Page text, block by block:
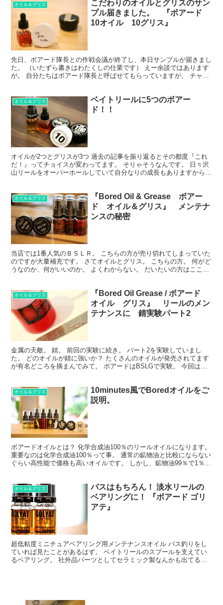
オイル＆グリス
こだわりのオイルとグリスのサン
プル届きました。 『ボアード
10オイル 10グリス』
先日、ボアード隊長との作戦会議が終了し、本日サンプルが届きまし
た。 （いたずら書きはわたくしの仕業です） えー余談ではあります
が。 自分たちはボアード隊長と呼ばせてもらっていますが。 チャリ
オイル＆グリス
ベイトリールに5つのボアー
ド！！
オイルが2つとグリスが3つ 過去の記事を振り返るとその都度『これ
だ！』ってチョイスが変わってます。 そりゃそうなんです。 日々沢
山リールをオーバーホールしていて自分なりの成長もありますから。
オイル＆グリス
『Bored Oil & Grease ボアー
ド オイル＆グリス』 メンテナ
ンスの秘密
当店では1番人気のＢＳＬＲ。 こちらの方が売り切れてしまっていた
のですが大量補充です。 さてオイルとグリス。 こちらの方。 何がど
うなのか、何がいいのか。 よくわからない。 だいたいの方はここか
オイル＆グリス
『Bored Oil Grease / ボアード
オイル グリス』 リールのメン
テナンスに 錆実験パート2
金属の天敵。 錆。 前回の実験に続き。 パート2を実験していまし
た。 どのオイルが錆に強いか？ たくさんのオイルが発売されてます
が有名どころを摘まんでみて。 ボアードはBSLGで実験。 今回は
オイル＆グリス
10minutes風でBoredオイルをご
説明。
ボアードオイルとは？ 化学合成油100％のリールオイルになります。
重要なのは化学合成油100％って事。 通常の鉱物油と比較にならない
ぐらい高性能で価格も高いオイルです。 しかし、鉱物油99％で1％で
オイル＆グリス
バスはもちろん！ 淡水リールの
ベアリングに！ 『ボアード ゴリ
アテ』
超低粘度ミニチュアベアリング用メンテナンスオイル バス釣りをし
ていれば見たことがあるはず。 ベイトリールのスプールを支えてい
るベアリング。 社外品パーツとしてセラミック製なんかも出てるア